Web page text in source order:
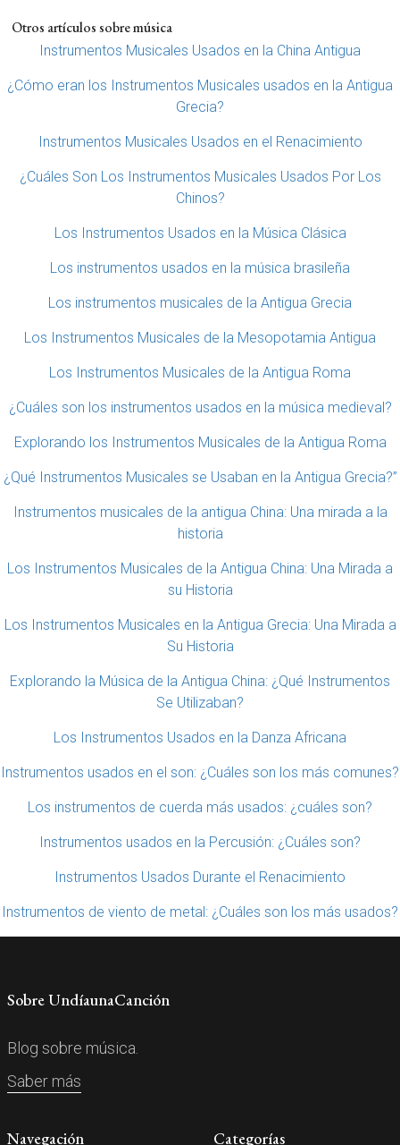
Otros artículos sobre música
Instrumentos Musicales Usados en la China Antigua
¿Cómo eran los Instrumentos Musicales usados en la Antigua
Grecia?
Instrumentos Musicales Usados en el Renacimiento
¿Cuáles Son Los Instrumentos Musicales Usados Por Los
Chinos?
Los Instrumentos Usados en la Música Clásica
Los instrumentos usados en la música brasileña
Los instrumentos musicales de la Antigua Grecia
Los Instrumentos Musicales de la Mesopotamia Antigua
Los Instrumentos Musicales de la Antigua Roma
¿Cuáles son los instrumentos usados en la música medieval?
Explorando los Instrumentos Musicales de la Antigua Roma
¿Qué Instrumentos Musicales se Usaban en la Antigua Grecia?”
Instrumentos musicales de la antigua China: Una mirada a la
historia
Los Instrumentos Musicales de la Antigua China: Una Mirada a
su Historia
Los Instrumentos Musicales en la Antigua Grecia: Una Mirada a
Su Historia
Explorando la Música de la Antigua China: ¿Qué Instrumentos
Se Utilizaban?
Los Instrumentos Usados en la Danza Africana
Instrumentos usados en el son: ¿Cuáles son los más comunes?
Los instrumentos de cuerda más usados: ¿cuáles son?
Instrumentos usados en la Percusión: ¿Cuáles son?
Instrumentos Usados Durante el Renacimiento
Instrumentos de viento de metal: ¿Cuáles son los más usados?
Sobre UndíaunaCanción
Blog sobre música.
Saber más
Navegación Categorías